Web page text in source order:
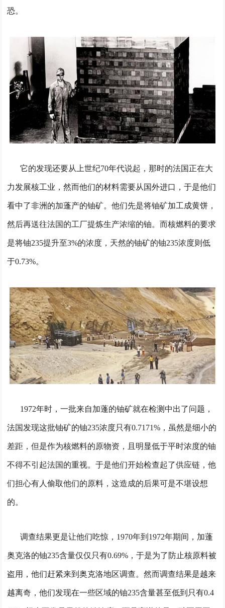
恐。
它的发现还要从上世纪70年代说起，那时的法国正在大
力发展核工业，然而他们的材料需要从国外进口，于是他们
看中了非洲的加蓬产的铀矿。他们先是将铀矿加工成黄饼，
然后再送往法国的工厂提炼生产浓缩的铀。而核燃料的要求
是将铀235提升至3%的浓度，天然的铀矿的铀235浓度则低
于0.73%。
1972年时，一批来自加蓬的铀矿就在检测中出了问题，
法国发现这批铀矿的铀235浓度只有0.7171%，虽然是细小的
差距，但是作为核燃料的原物资，且明显低于平时浓度的铀
不得不引起法国的重视。于是他们开始检查起了供应链，他
们担心有人偷取他们的原料，这造成的后果可是不堪设想
的。
调查结果更是让他们吃惊，1970年到1972年期间，加蓬
奥克洛的铀235含量仅仅只有0.69%，于是为了防止核原料被
盗用，他们赶紧来到奥克洛地区调查。然而调查结果是越来
越离奇，他们发现在一些区域的铀235含量甚至低到只有0.4